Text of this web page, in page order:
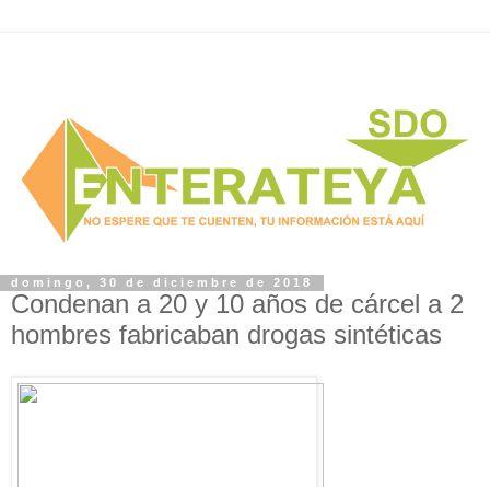
domingo, 30 de diciembre de 2018
Condenan a 20 y 10 años de cárcel a 2
hombres fabricaban drogas sintéticas